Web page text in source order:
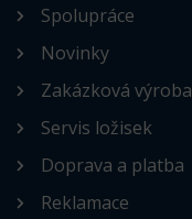
Spolupráce
Novinky
Zakázková výroba
Servis ložisek
Doprava a platba
Reklamace